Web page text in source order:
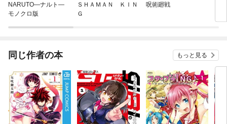
NARUTO—ナルト—
モノクロ版
ＳＨＡＭＡＮ ＫＩＮ
Ｇ
呪術廻戦
同じ作者の本 もっと見る